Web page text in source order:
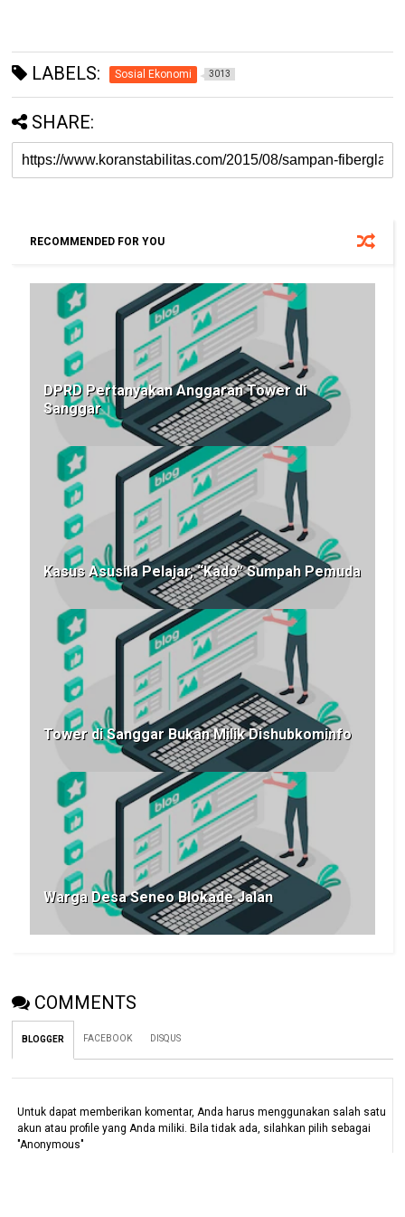
LABELS: Sosial Ekonomi 3013
SHARE:
RECOMMENDED FOR YOU
DPRD Pertanyakan Anggaran Tower di
Sanggar
Kasus Asusila Pelajar, “Kado” Sumpah Pemuda
Tower di Sanggar Bukan Milik Dishubkominfo
Warga Desa Seneo Blokade Jalan
COMMENTS
BLOGGER FACEBOOK DISQUS
Untuk dapat memberikan komentar, Anda harus menggunakan salah satu
akun atau profile yang Anda miliki. Bila tidak ada, silahkan pilih sebagai
"Anonymous"